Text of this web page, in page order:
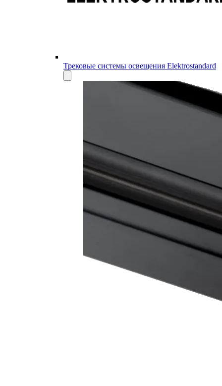
Трековые системы освещения Elektrostandard